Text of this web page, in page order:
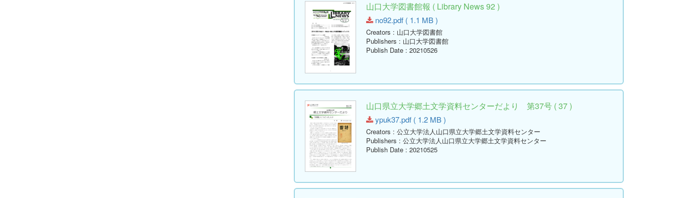
山口大学図書館報 ( Library News 92 )
no92.pdf ( 1.1 MB )
Creators : 山口大学図書館
Publishers : 山口大学図書館
Publish Date : 20210526
山口県立大学郷土文学資料センターだより 第37号 ( 37 )
ypuk37.pdf ( 1.2 MB )
Creators : 公立大学法人山口県立大学郷土文学資料センター
Publishers : 公立大学法人山口県立大学郷土文学資料センター
Publish Date : 20210525